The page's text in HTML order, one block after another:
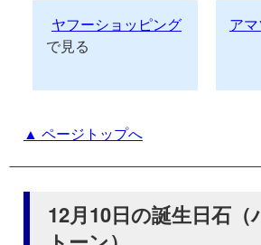
ヤフーショッピング
で見る
ア
▲ ページトップへ
12月10日の誕生日石（